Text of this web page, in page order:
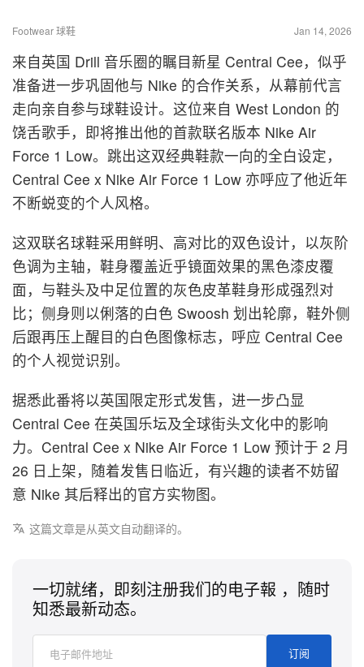
Footwear 球鞋 Jan 14, 2026
来自英国 Drill 音乐圈的瞩目新星 Central Cee，似乎
准备进一步巩固他与 Nike 的合作关系，从幕前代言
走向亲自参与球鞋设计。这位来自 West London 的
饶舌歌手，即将推出他的首款联名版本 Nike Air
Force 1 Low。跳出这双经典鞋款一向的全白设定，
Central Cee x Nike Air Force 1 Low 亦呼应了他近年
不断蜕变的个人风格。
这双联名球鞋采用鲜明、高对比的双色设计，以灰阶
色调为主轴，鞋身覆盖近乎镜面效果的黑色漆皮覆
面，与鞋头及中足位置的灰色皮革鞋身形成强烈对
比；侧身则以俐落的白色 Swoosh 划出轮廓，鞋外侧
后跟再压上醒目的白色图像标志，呼应 Central Cee
的个人视觉识别。
据悉此番将以英国限定形式发售，进一步凸显
Central Cee 在英国乐坛及全球街头文化中的影响
力。Central Cee x Nike Air Force 1 Low 预计于 2 月
26 日上架，随着发售日临近，有兴趣的读者不妨留
意 Nike 其后释出的官方实物图。
这篇文章是从英文自动翻译的。
一切就绪，即刻注册我们的电子報 ，随时
知悉最新动态。
订阅